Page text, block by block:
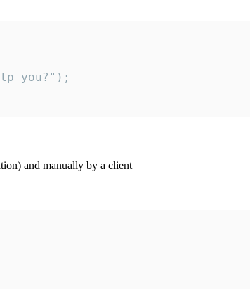
you?");
and manually by a client